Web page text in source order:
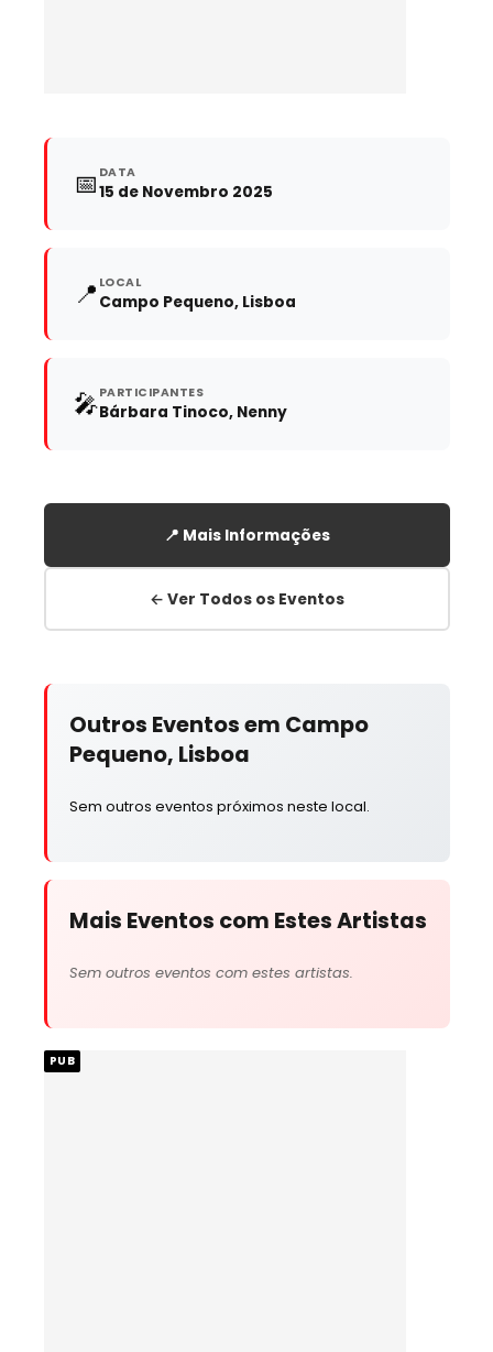
📅 DATA
15 de Novembro 2025
📍 LOCAL
Campo Pequeno, Lisboa
🎤PARTICIPANTES
Bárbara Tinoco, Nenny
📍 Mais Informações
← Ver Todos os Eventos
Outros Eventos em Campo
Pequeno, Lisboa
Sem outros eventos próximos neste local.
Mais Eventos com Estes Artistas
Sem outros eventos com estes artistas.
PUB